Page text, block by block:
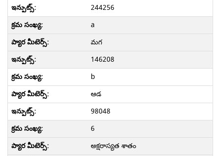
244256
a
మగ
146208
b
ఆడ
98048
6
అక్షరాస్యత శాతం